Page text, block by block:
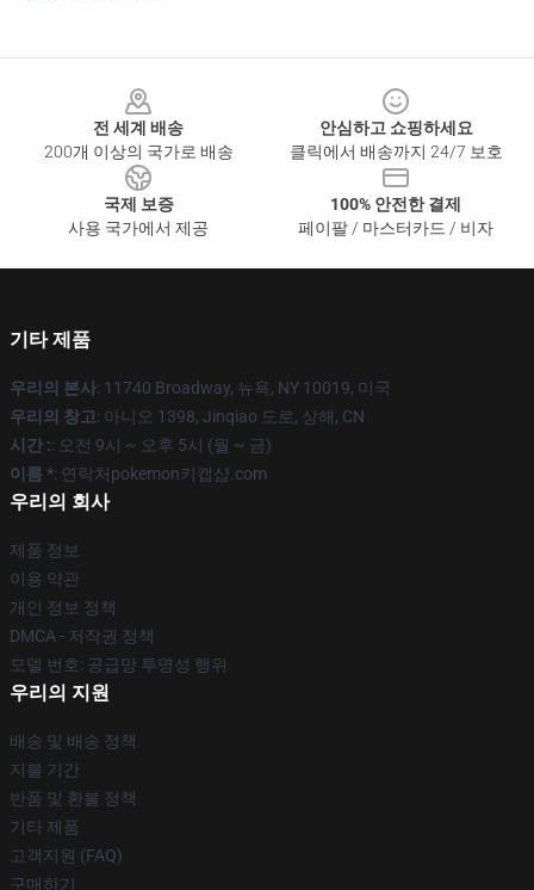
전 세계 배송
200개 이상의 국가로 배송
안심하고 쇼핑하세요
클릭에서 배송까지 24/7 보호
국제 보증
사용 국가에서 제공
100% 안전한 결제
페이팔 / 마스터카드 / 비자
기타 제품
우리의 본사: 11740 Broadway, 뉴욕, NY 10019, 미국
우리의 창고: 아니오 1398, Jinqiao 도로, 상해, CN
시간 :: 오전 9시 ~ 오후 5시 (월 ~ 금)
이름 *: 연락처pokemon키캡샵.com
우리의 회사
제품 정보
이용 약관
개인 정보 정책
DMCA - 저작권 정책
모델 번호: 공급망 투명성 행위
우리의 지원
배송 및 배송 정책
지불 기간
반품 및 환불 정책
기타 제품
고객지원 (FAQ)
구매하기